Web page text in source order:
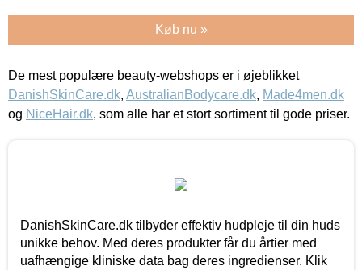
Køb nu »
De mest populære beauty-webshops er i øjeblikket
DanishSkinCare.dk, AustralianBodycare.dk, Made4men.dk
og NiceHair.dk, som alle har et stort sortiment til gode priser.
DanishSkinCare.dk tilbyder effektiv hudpleje til din huds
unikke behov. Med deres produkter får du årtier med
uafhængige kliniske data bag deres ingredienser. Klik